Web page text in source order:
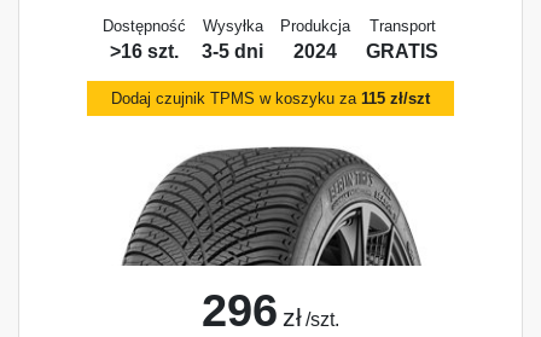
Dostępność
>16 szt.
Wysyłka
3-5 dni
Produkcja
2024
Transport
GRATIS
Dodaj czujnik TPMS w koszyku za 115 zł/szt
296 zł /szt.